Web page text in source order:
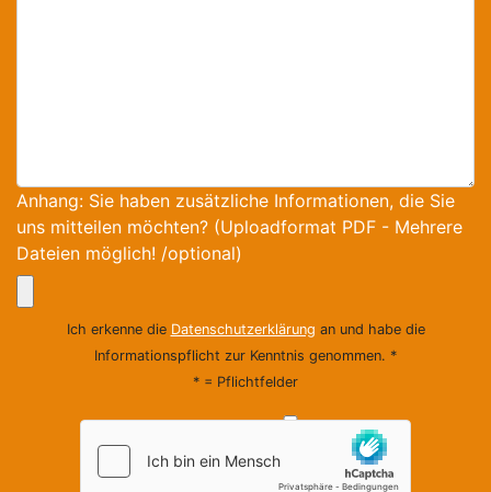
Anhang: Sie haben zusätzliche Informationen, die Sie
uns mitteilen möchten? (Uploadformat PDF - Mehrere
Dateien möglich! /optional)
Ich erkenne die Datenschutzerklärung an und habe die
Informationspflicht zur Kenntnis genommen. *
* = Pflichtfelder